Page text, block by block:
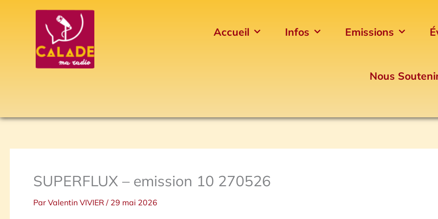
Accueil Infos Emissions
Nous
SUPERFLUX – emission 10 270526
Par Valentin VIVIER / 29 mai 2026